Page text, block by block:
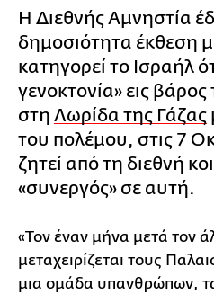
Η Διεθνής Αμνηστία
δημοσιότητα έκθεση
κατηγορεί το Ισραήλ
γενοκτονία» εις
στη Λωρίδα της Γάζας
του πολέμου, στις 7
ζητεί από τη διεθνή
«συνεργός» σε αυτή.
«Τον έναν μήνα μετά τον
μεταχειρίζεται τους
μια ομάδα υπανθρώπων,